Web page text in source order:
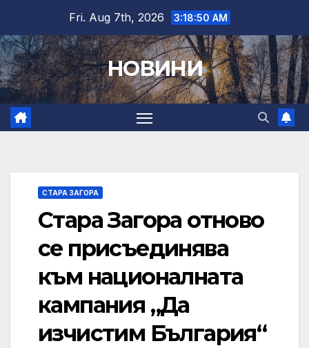
content
Fri. Aug 7th, 2026 3:18:51 AM
НОВИНИ
СТАРА ЗАГОРА
Стара Загора отново
се присъединява
към националната
кампания „Да
изчистим България“